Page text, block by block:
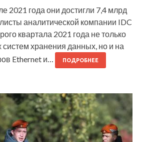
2021 года они достигли 7,4 млрд
аналитической компании IDC
квартала 2021 года не только
хранения данных, но и на
Ethernet и…
ПОДРОБНЕЕ